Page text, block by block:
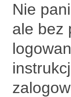
Nie
ale bez